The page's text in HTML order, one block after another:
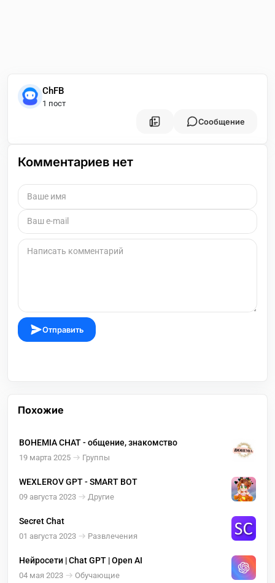
ChFB
1 пост
Сообщение
Комментариев нет
Отправить
Похожие
BOHEMIA CHAT - общение, знакомство
19 марта 2025 Группы
WEXLEROV GPT - SMART BOT
09 августа 2023 Другие
Secret Chat
01 августа 2023 Развлечения
Нейросети | Chat GPT | Open AI
04 мая 2023 Обучающие